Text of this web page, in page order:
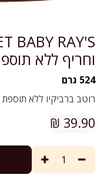
וחריף ללא
524 גרם
רוטב ברביקיו ללא
39.90
₪